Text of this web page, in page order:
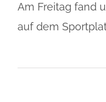
Am Freitag fand
auf dem